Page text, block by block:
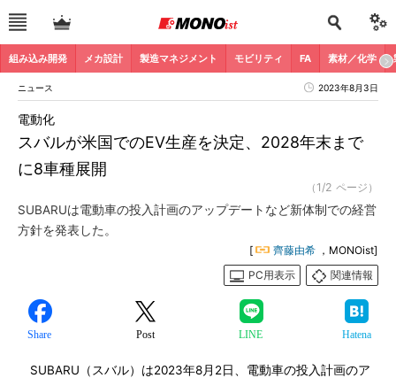
組み込み開発 メカ設計 製造マネジメント モビリティ FA 素材／化学
ニュース 2023年8月3日
スバルが米国でのEV生産を決定、2028年末まで
に8車種展開
電動化
（1/2 ページ）
SUBARUは電動車の投入計画のアップデートなど新体制での経営
方針を発表した。
[ 齊藤由希 ，MONOist]
PC用表示
関連情報
Share Post LINE Hatena
SUBARU（スバル）は2023年8月2日、電動車の投入計画のア